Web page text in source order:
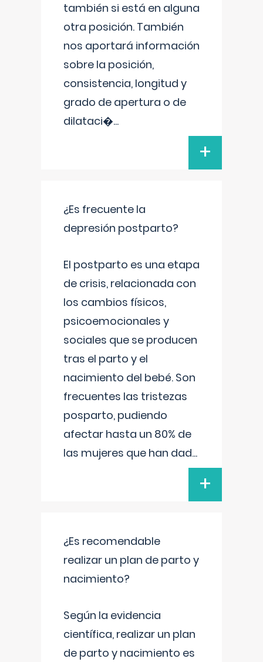
también si está en alguna
otra posición. También
nos aportará información
sobre la posición,
consistencia, longitud y
grado de apertura o de
dilataci�...
+
¿Es frecuente la
depresión postparto?
El postparto es una etapa
de crisis, relacionada con
los cambios físicos,
psicoemocionales y
sociales que se producen
tras el parto y el
nacimiento del bebé. Son
frecuentes las tristezas
posparto, pudiendo
afectar hasta un 80% de
las mujeres que han dad...
+
¿Es recomendable
realizar un plan de parto y
nacimiento?
Según la evidencia
científica, realizar un plan
de parto y nacimiento es